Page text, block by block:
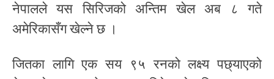
नेपालले यस सिरिजको अन्तिम खेल अब ८ गते
अमेरिकासँग खेल्ने छ ।
जितका लागि एक सय ९५ रनको लक्ष्य पछ्याएको